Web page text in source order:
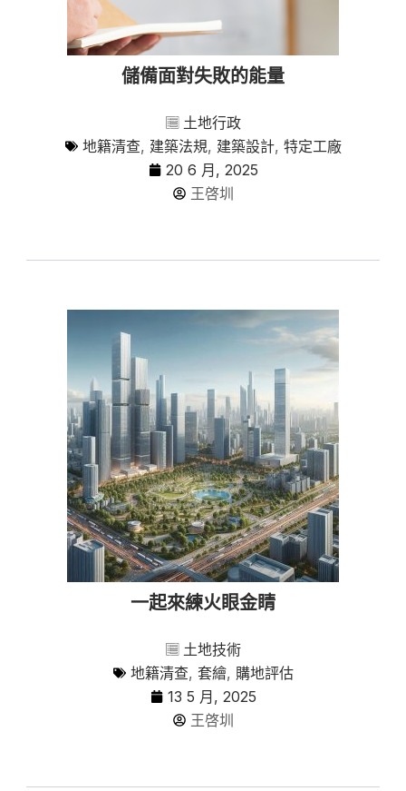
儲備面對失敗的能量
土地行政
地籍清查, 建築法規, 建築設計, 特定工廠
20 6 月, 2025
王啓圳
一起來練火眼金睛
土地技術
地籍清查, 套繪, 購地評估
13 5 月, 2025
王啓圳